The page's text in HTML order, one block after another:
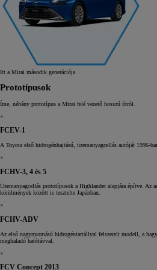
Itt a Mirai második generációja
Prototípusok
Íme, néhány prototípus a Mirai felé vezető hosszú útról.
×
FCEV-1
A Toyota első hidrogénhajtású, üzemanyagcellás autóját 1996-
×
FCHV-3, 4 és 5
Üzemanyagcellás prototípusok a Highlander alapjára építve. Az
körülmények között is tesztelte Japánban.
×
FCHV-ADV
Az első nagynyomású hidrogéntartállyal felszerelt modell, a
meghaladó hatótávval.
×
FCV Concept 2013